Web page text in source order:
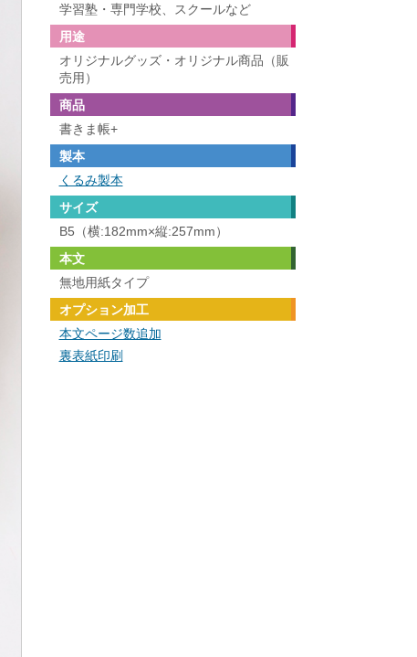
学習塾・専門学校、スクールなど
用途
オリジナルグッズ・オリジナル商品（販
売用）
商品
書きま帳+
製本
くるみ製本
サイズ
B5（横:182mm×縦:257mm）
本文
無地用紙タイプ
オプション加工
本文ページ数追加
裏表紙印刷